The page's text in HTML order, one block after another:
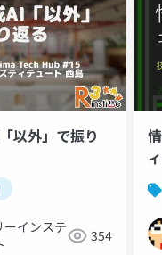
以外」で振り
ーインステ
354